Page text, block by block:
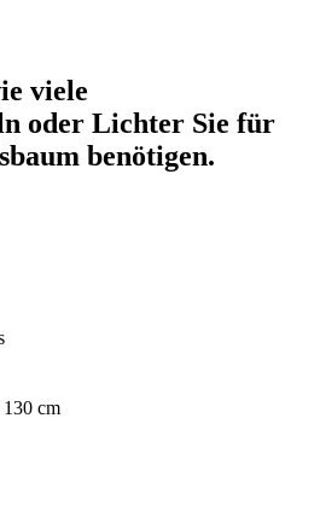
viele
oder Lichter Sie für
benötigen.
130 cm